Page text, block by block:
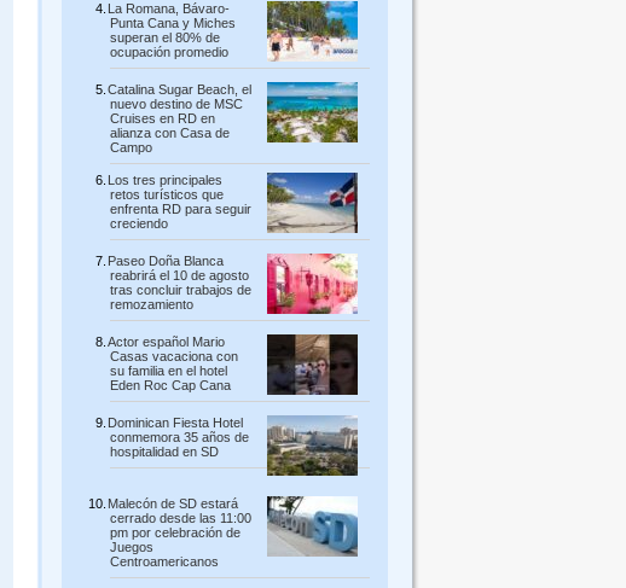
La Romana, Bávaro-
Punta Cana y Miches
superan el 80% de
ocupación promedio
Catalina Sugar Beach, el
nuevo destino de MSC
Cruises en RD en
alianza con Casa de
Campo
Los tres principales
retos turísticos que
enfrenta RD para seguir
creciendo
Paseo Doña Blanca
reabrirá el 10 de agosto
tras concluir trabajos de
remozamiento
Actor español Mario
Casas vacaciona con
su familia en el hotel
Eden Roc Cap Cana
Dominican Fiesta Hotel
conmemora 35 años de
hospitalidad en SD
Malecón de SD estará
cerrado desde las 11:00
pm por celebración de
Juegos
Centroamericanos